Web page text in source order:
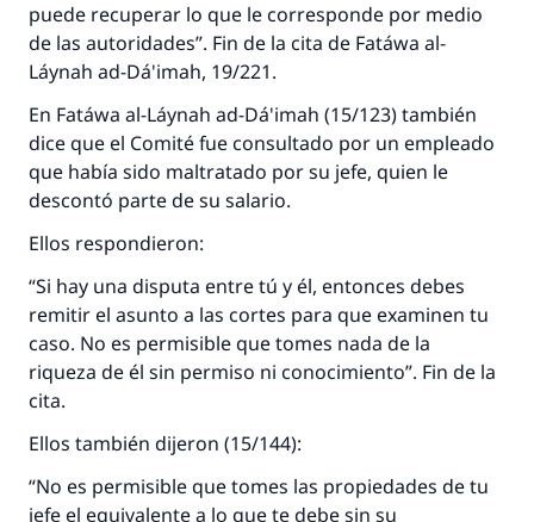
puede recuperar lo que le corresponde por medio
de las autoridades”. Fin de la cita de Fatáwa al-
Láynah ad-Dá'imah, 19/221.
En Fatáwa al-Láynah ad-Dá'imah (15/123) también
dice que el Comité fue consultado por un empleado
que había sido maltratado por su jefe, quien le
descontó parte de su salario.
Ellos respondieron:
“Si hay una disputa entre tú y él, entonces debes
remitir el asunto a las cortes para que examinen tu
caso. No es permisible que tomes nada de la
riqueza de él sin permiso ni conocimiento”. Fin de la
cita.
Ellos también dijeron (15/144):
“No es permisible que tomes las propiedades de tu
jefe el equivalente a lo que te debe sin su